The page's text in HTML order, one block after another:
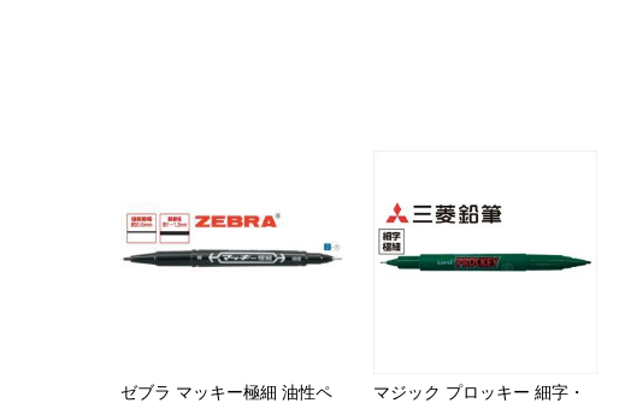
ゼブラ マッキー極細 油性ペ
マジック プロッキー 細字・